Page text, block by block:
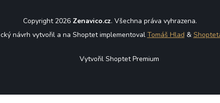
Copyright 2026 Zenavico.cz. Všechna práva vyhrazena.
návrh vytvořil a na Shoptet implementoval Tomáš Hlad &
Vytvořil Shoptet Premium